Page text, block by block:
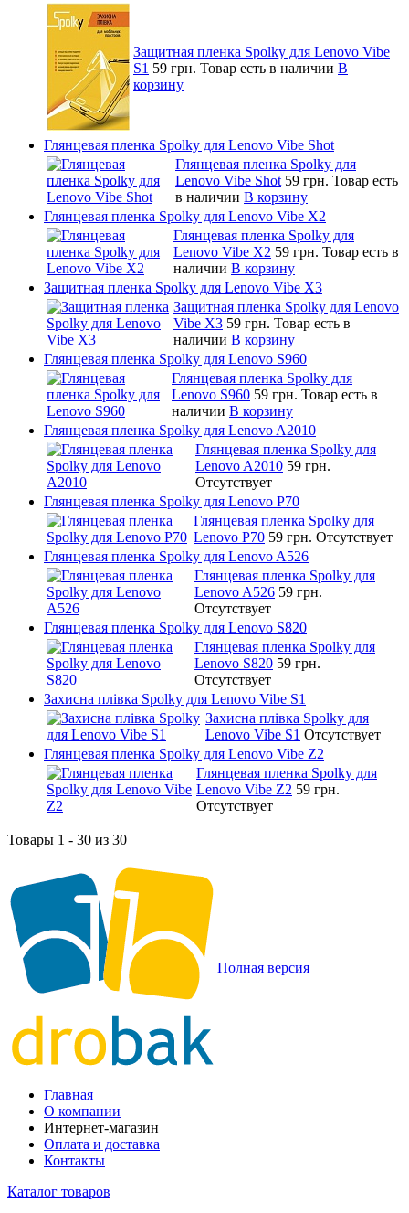
Защитная пленка Spolky для Lenovo Vibe
S1 59 грн. Товар есть в наличии В
корзину
Глянцевая пленка Spolky для Lenovo Vibe Shot
Глянцевая пленка Spolky для
Lenovo Vibe Shot 59 грн. Товар есть
в наличии В корзину
Глянцевая пленка Spolky для Lenovo Vibe X2
Глянцевая пленка Spolky для
Lenovo Vibe X2 59 грн. Товар есть в
наличии В корзину
Защитная пленка Spolky для Lenovo Vibe X3
Защитная пленка Spolky для Lenovo
Vibe X3 59 грн. Товар есть в
наличии В корзину
Глянцевая пленка Spolky для Lenovo S960
Глянцевая пленка Spolky для
Lenovo S960 59 грн. Товар есть в
наличии В корзину
Глянцевая пленка Spolky для Lenovo A2010
Глянцевая пленка Spolky для
Lenovo A2010 59 грн.
Отсутствует
Глянцевая пленка Spolky для Lenovo P70
Глянцевая пленка Spolky для
Lenovo P70 59 грн. Отсутствует
Глянцевая пленка Spolky для Lenovo A526
Глянцевая пленка Spolky для
Lenovo A526 59 грн.
Отсутствует
Глянцевая пленка Spolky для Lenovo S820
Глянцевая пленка Spolky для
Lenovo S820 59 грн.
Отсутствует
Захисна плівка Spolky для Lenovo Vibe S1
Захисна плівка Spolky для
Lenovo Vibe S1 Отсутствует
Глянцевая пленка Spolky для Lenovo Vibe Z2
Глянцевая пленка Spolky для
Lenovo Vibe Z2 59 грн.
Отсутствует
Товары 1 - 30 из 30
Полная версия
Главная
О компании
Интернет-магазин
Оплата и доставка
Контакты
Каталог товаров